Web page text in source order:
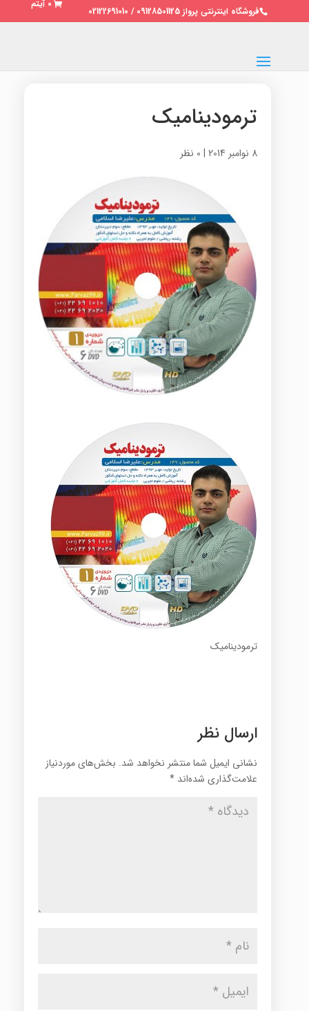
فروشگاه اینترنتی پرواز 09128501125 / 02122691010
0 آیتم
ترمودینامیک
8 نوامبر 2014 | 0 نظر
ترمودینامیک
ارسال نظر
نشانی ایمیل شما منتشر نخواهد شد. بخش‌های موردنیاز
علامت‌گذاری شده‌اند *